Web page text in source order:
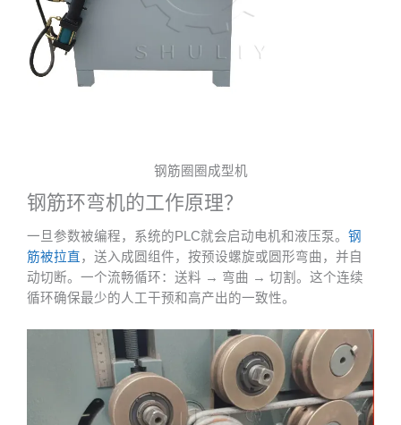
钢筋圈圈成型机
钢筋环弯机的工作原理？
一旦参数被编程，系统的PLC就会启动电机和液压泵。 钢
筋被拉直，送入成圆组件，按预设螺旋或圆形弯曲，并自
动切断。一个流畅循环：送料 → 弯曲 → 切割。这个连续
循环确保最少的人工干预和高产出的一致性。